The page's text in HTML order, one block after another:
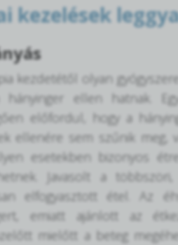
kezelések
kezdetétől olyan
ellen hatnak.
előfordul, hogy a
ellenére sem szűnik meg,
esetekben bizonyos
Javasolt a
elfogyasztott étel. Az
emiatt ajánlott az
mielőtt a beteg